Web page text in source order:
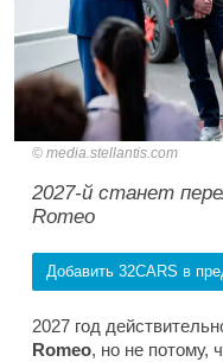
media.stellantis.com
2027-й станет
Romeo
Добавить 32CARS в
2027 год
Romeo, но не потому,